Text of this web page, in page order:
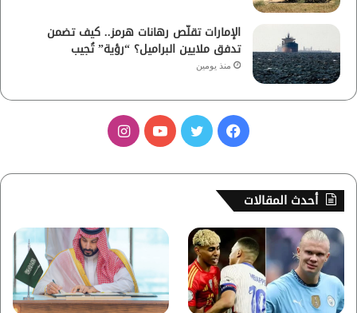
الإمارات تقلّص رهانات هرمز.. كيف تضمن
تدفق ملايين البراميل؟ “رؤية” تُجيب
منذ يومين
س
ب
و
ك
ي
ب
ت
ق
ر
أحدث المقالات